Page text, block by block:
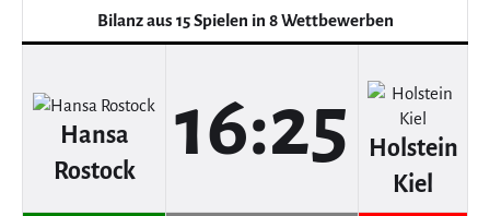
Bilanz aus 15 Spielen in 8 Wettbewerben
Hansa
Rostock
16:25
Holstein
Kiel